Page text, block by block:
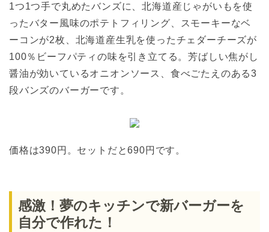
1つ1つ手で丸めたバンズに、北海道産じゃがいもを使
ったバター風味のポテトフィリング、スモーキーなベ
ーコンが2枚、北海道産生乳を使ったチェダーチーズが
100％ビーフパティの味を引き立てる。芳ばしい焦がし
醤油が効いているオニオンソース、食べごたえのある3
段バンズのバーガーです。
価格は390円。セットだと690円です。
感激！夢のキッチンで新バーガーを
自分で作れた！